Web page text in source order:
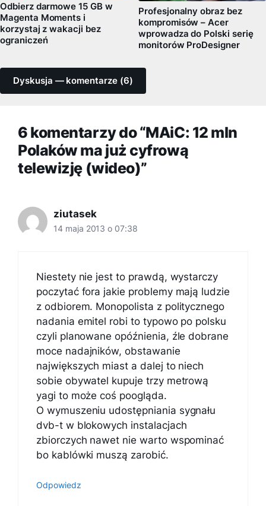
Odbierz darmowe 15 GB w
Magenta Moments i
korzystaj z wakacji bez
ograniczeń
Profesjonalny obraz bez
kompromisów – Acer
wprowadza do Polski serię
monitorów ProDesigner
Dyskusja — komentarze (6)
6 komentarzy do “MAiC: 12 mln
Polaków ma już cyfrową
telewizję (wideo)”
ziutasek
14 maja 2013 o 07:38
Niestety nie jest to prawdą, wystarczy
poczytać fora jakie problemy mają ludzie
z odbiorem. Monopolista z politycznego
nadania emitel robi to typowo po polsku
czyli planowane opóźnienia, źle dobrane
moce nadajników, obstawanie
największych miast a dalej to niech
sobie obywatel kupuje trzy metrową
yagi to może coś poogląda.
O wymuszeniu udostępniania sygnału
dvb-t w blokowych instalacjach
zbiorczych nawet nie warto wspominać
bo kablówki muszą zarobić.
Odpowiedz